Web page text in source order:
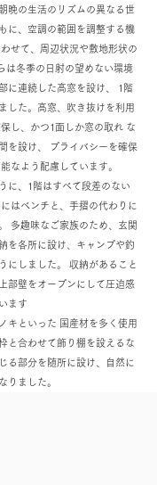
晩の生活のリズムの異なる世
に、空調の範囲を調整する機
せて、周辺状況や敷地形状の
は冬季の日射の望めない環境
に連続した高窓を設け、 1階
した。高窓、吹き抜けを利用
し、かつ1面しか窓の取れ な
を設け、 プライバシーを確保
なよう配慮しています。
に、1階はすべて段差のない
はベンチと、手摺の代わりに
多趣味なご家族のため、玄関
を各所に設け、キャンプや釣
にしました。 収納があること
部壁をオープンにして圧迫感
ます
キといった 国産材を多く使用
と合わせて飾り棚を設えるな
る部分を随所に設け、自然に
りました。